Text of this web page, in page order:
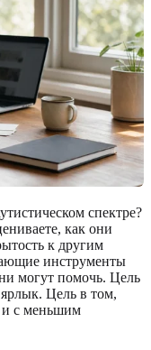
спектре?
как они
к другим
инструменты
могут помочь. Цель
ярлык. Цель в том,
и с меньшим